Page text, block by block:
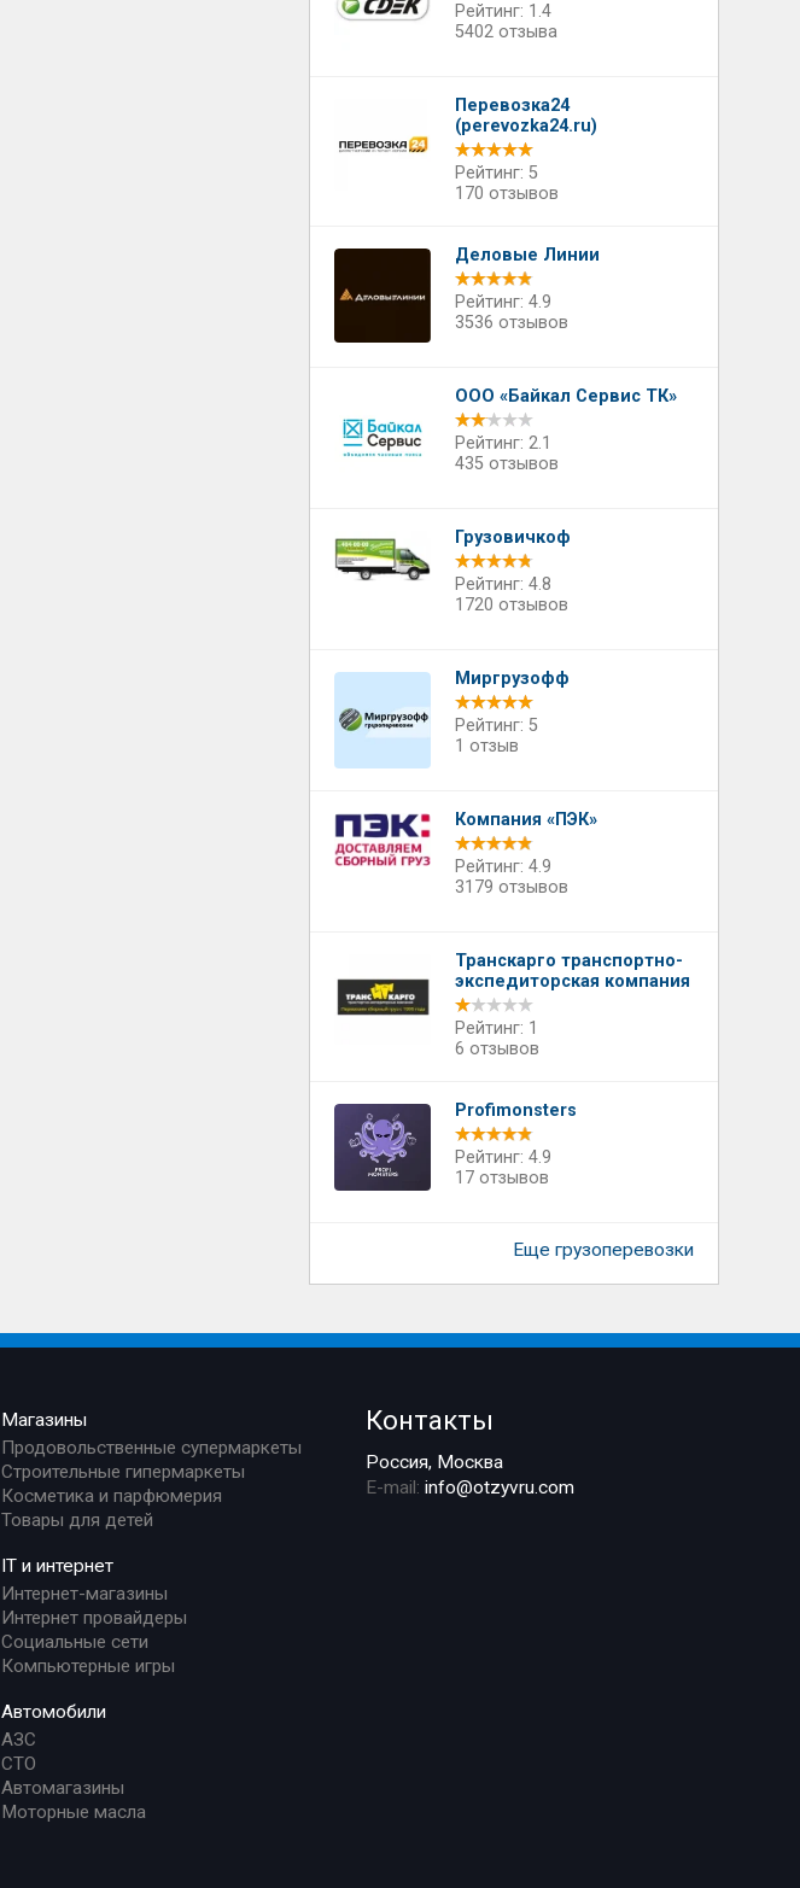
Рейтинг: 1.4
5402 отзыва
Перевозка24
(perevozka24.ru)
Рейтинг: 5
170 отзывов
Деловые Линии
Рейтинг: 4.9
3536 отзывов
ООО «Байкал Сервис ТК»
Рейтинг: 2.1
435 отзывов
Грузовичкоф
Рейтинг: 4.8
1720 отзывов
Миргрузофф
Рейтинг: 5
1 отзыв
Компания «ПЭК»
Рейтинг: 4.9
3179 отзывов
Транскарго транспортно-
экспедиторская компания
Рейтинг: 1
6 отзывов
Profimonsters
Рейтинг: 4.9
17 отзывов
Еще грузоперевозки
Магазины
Продовольственные супермаркеты
Строительные гипермаркеты
Косметика и парфюмерия
Товары для детей
IT и интернет
Интернет-магазины
Интернет провайдеры
Социальные сети
Компьютерные игры
Автомобили
АЗС
СТО
Автомагазины
Моторные масла
Контакты
Россия, Москва
E-mail:info@otzyvru.com